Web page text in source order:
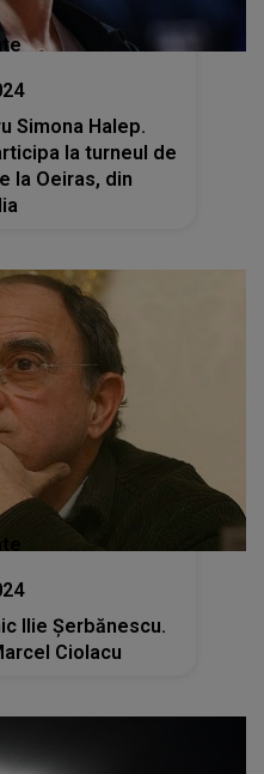
Simona Halep.
la turneul de
la Oeiras, din
Ilie Şerbănescu.
Ciolacu